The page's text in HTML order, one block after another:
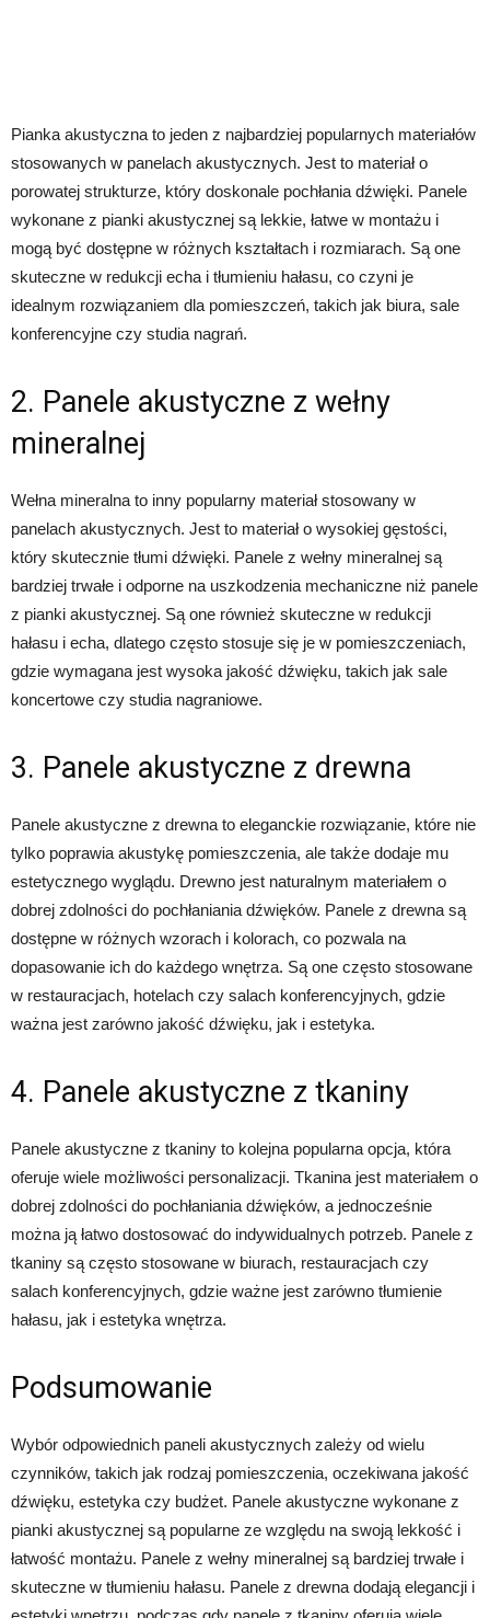
Pianka akustyczna to jeden z najbardziej popularnych materiałów
stosowanych w panelach akustycznych. Jest to materiał o
porowatej strukturze, który doskonale pochłania dźwięki. Panele
wykonane z pianki akustycznej są lekkie, łatwe w montażu i
mogą być dostępne w różnych kształtach i rozmiarach. Są one
skuteczne w redukcji echa i tłumieniu hałasu, co czyni je
idealnym rozwiązaniem dla pomieszczeń, takich jak biura, sale
konferencyjne czy studia nagrań.
2. Panele akustyczne z wełny
mineralnej
Wełna mineralna to inny popularny materiał stosowany w
panelach akustycznych. Jest to materiał o wysokiej gęstości,
który skutecznie tłumi dźwięki. Panele z wełny mineralnej są
bardziej trwałe i odporne na uszkodzenia mechaniczne niż panele
z pianki akustycznej. Są one również skuteczne w redukcji
hałasu i echa, dlatego często stosuje się je w pomieszczeniach,
gdzie wymagana jest wysoka jakość dźwięku, takich jak sale
koncertowe czy studia nagraniowe.
3. Panele akustyczne z drewna
Panele akustyczne z drewna to eleganckie rozwiązanie, które nie
tylko poprawia akustykę pomieszczenia, ale także dodaje mu
estetycznego wyglądu. Drewno jest naturalnym materiałem o
dobrej zdolności do pochłaniania dźwięków. Panele z drewna są
dostępne w różnych wzorach i kolorach, co pozwala na
dopasowanie ich do każdego wnętrza. Są one często stosowane
w restauracjach, hotelach czy salach konferencyjnych, gdzie
ważna jest zarówno jakość dźwięku, jak i estetyka.
4. Panele akustyczne z tkaniny
Panele akustyczne z tkaniny to kolejna popularna opcja, która
oferuje wiele możliwości personalizacji. Tkanina jest materiałem o
dobrej zdolności do pochłaniania dźwięków, a jednocześnie
można ją łatwo dostosować do indywidualnych potrzeb. Panele z
tkaniny są często stosowane w biurach, restauracjach czy
salach konferencyjnych, gdzie ważne jest zarówno tłumienie
hałasu, jak i estetyka wnętrza.
Podsumowanie
Wybór odpowiednich paneli akustycznych zależy od wielu
czynników, takich jak rodzaj pomieszczenia, oczekiwana jakość
dźwięku, estetyka czy budżet. Panele akustyczne wykonane z
pianki akustycznej są popularne ze względu na swoją lekkość i
łatwość montażu. Panele z wełny mineralnej są bardziej trwałe i
skuteczne w tłumieniu hałasu. Panele z drewna dodają elegancji i